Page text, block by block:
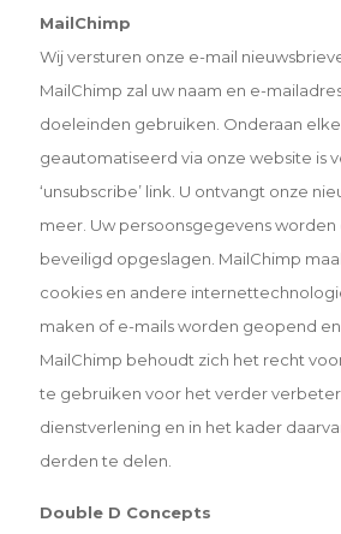
MailChimp
Wij versturen onze e-mail
MailChimp zal uw naam en e-
doeleinden gebruiken. Onderaan
geautomatiseerd via onze website is
‘unsubscribe’ link. U ontvangt onze
meer. Uw persoonsgegevens worden
beveiligd opgeslagen. MailChimp
cookies en andere
maken of e-mails worden geopend en
MailChimp behoudt zich het recht
te gebruiken voor het verder
dienstverlening en in het kader
derden te delen.
Double D Concepts